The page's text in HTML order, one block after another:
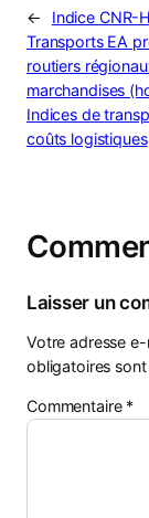
←
Indice CNR-
Transports EA
routiers
marchandises
Indices de
coûts logistiques
Laisser un
Votre adresse
obligatoires
Commentaire *